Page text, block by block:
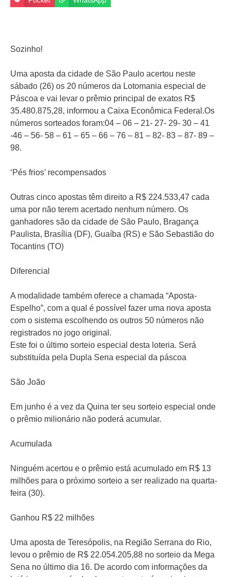
Sozinho!
Uma aposta da cidade de São Paulo acertou neste
sábado (26) os 20 números da Lotomania especial de
Páscoa e vai levar o prêmio principal de exatos R$
35.480.875,28, informou a Caixa Econômica Federal.Os
números sorteados foram:04 – 06 – 21- 27- 29- 30 – 41
-46 – 56- 58 – 61 – 65 – 66 – 76 – 81 – 82- 83 – 87- 89 –
98.
‘Pés frios’ recompensados
Outras cinco apostas têm direito a R$ 224.533,47 cada
uma por não terem acertado nenhum número. Os
ganhadores são da cidade de São Paulo, Bragança
Paulista, Brasília (DF), Guaíba (RS) e São Sebastião do
Tocantins (TO)
Diferencial
A modalidade também oferece a chamada “Aposta-
Espelho”, com a qual é possível fazer uma nova aposta
com o sistema escolhendo os outros 50 números não
registrados no jogo original.
Este foi o último sorteio especial desta loteria. Será
substituída pela Dupla Sena especial da páscoa
São João
Em junho é a vez da Quina ter seu sorteio especial onde
o prêmio milionário não poderá acumular.
Acumulada
Ninguém acertou e o prêmio está acumulado em R$ 13
milhões para o próximo sorteio a ser realizado na quarta-
feira (30).
Ganhou R$ 22 milhões
Uma aposta de Teresópolis, na Região Serrana do Rio,
levou o prêmio de R$ 22.054.205,88 no sorteio da Mega
Sena no último dia 16. De acordo com informações da